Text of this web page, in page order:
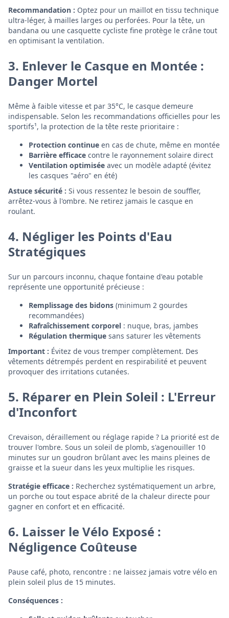
Recommandation : Optez pour un maillot en tissu technique
ultra-léger, à mailles larges ou perforées. Pour la tête, un
bandana ou une casquette cycliste fine protège le crâne tout
en optimisant la ventilation.
3. Enlever le Casque en Montée :
Danger Mortel
Même à faible vitesse et par 35°C, le casque demeure
indispensable. Selon les recommandations officielles pour les
sportifs¹, la protection de la tête reste prioritaire :
Protection continue en cas de chute, même en montée
Barrière efficace contre le rayonnement solaire direct
Ventilation optimisée avec un modèle adapté (évitez
les casques "aéro" en été)
Astuce sécurité : Si vous ressentez le besoin de souffler,
arrêtez-vous à l'ombre. Ne retirez jamais le casque en
roulant.
4. Négliger les Points d'Eau
Stratégiques
Sur un parcours inconnu, chaque fontaine d'eau potable
représente une opportunité précieuse :
Remplissage des bidons (minimum 2 gourdes
recommandées)
Rafraîchissement corporel : nuque, bras, jambes
Régulation thermique sans saturer les vêtements
Important : Évitez de vous tremper complètement. Des
vêtements détrempés perdent en respirabilité et peuvent
provoquer des irritations cutanées.
5. Réparer en Plein Soleil : L'Erreur
d'Inconfort
Crevaison, déraillement ou réglage rapide ? La priorité est de
trouver l'ombre. Sous un soleil de plomb, s'agenouiller 10
minutes sur un goudron brûlant avec les mains pleines de
graisse et la sueur dans les yeux multiplie les risques.
Stratégie efficace : Recherchez systématiquement un arbre,
un porche ou tout espace abrité de la chaleur directe pour
gagner en confort et en efficacité.
6. Laisser le Vélo Exposé :
Négligence Coûteuse
Pause café, photo, rencontre : ne laissez jamais votre vélo en
plein soleil plus de 15 minutes.
Conséquences :